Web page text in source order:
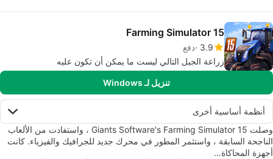
Farming Simulator 15
3.9 دفع
زراعة الجيل التالي ليست ما يمكن أن تكون عليه
تنزيل لـ Windows
أنظمة أساسية أخرى
وصلت Giants Software's Farming Simulator 15 ، واستفادت من الألعاب
الناجحة السابقة ، واستثمر المطور في محرك جديد للجرافيك والفيزياء. كانت
أجهزة المحاكاة…